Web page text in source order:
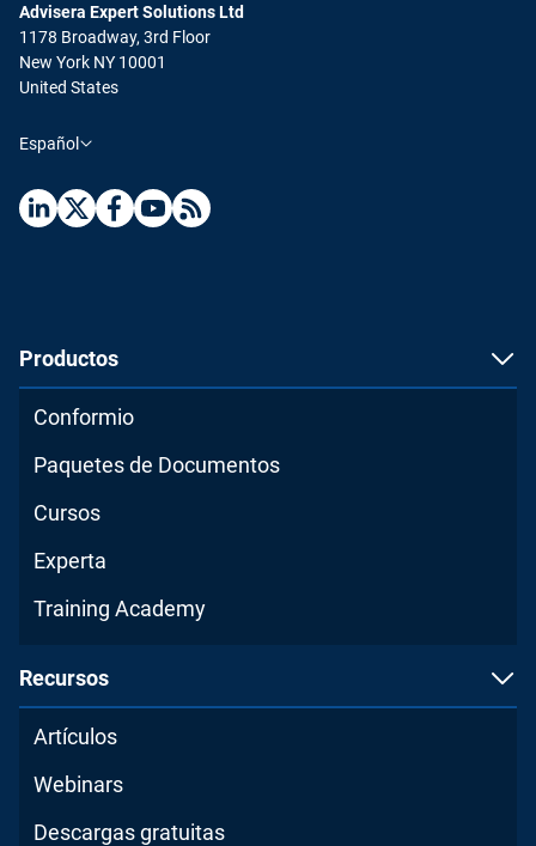
Advisera Expert Solutions Ltd
1178 Broadway, 3rd Floor
New York NY 10001
United States
Español
Productos
Conformio
Paquetes de Documentos
Cursos
Experta
Training Academy
Recursos
Artículos
Webinars
Descargas gratuitas